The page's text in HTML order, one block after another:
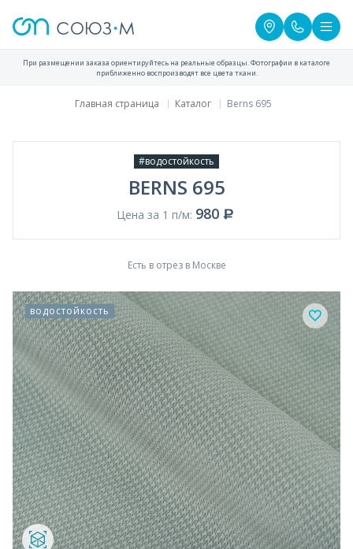
При размещении заказа ориентируйтесь на реальные образцы. Фотографии в каталоге
приближенно воспроизводят все цвета ткани.
Главная страница Каталог Berns 695
#водостойкость
BERNS 695
Цена за 1 п/м: 980
Есть в отрез в Москве
водостойкость